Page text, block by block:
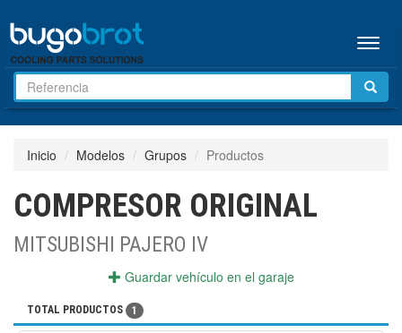
Menú
Inicio Modelos Grupos Productos
COMPRESOR ORIGINAL
MITSUBISHI PAJERO IV
Guardar vehículo en el garaje
TOTAL PRODUCTOS 1